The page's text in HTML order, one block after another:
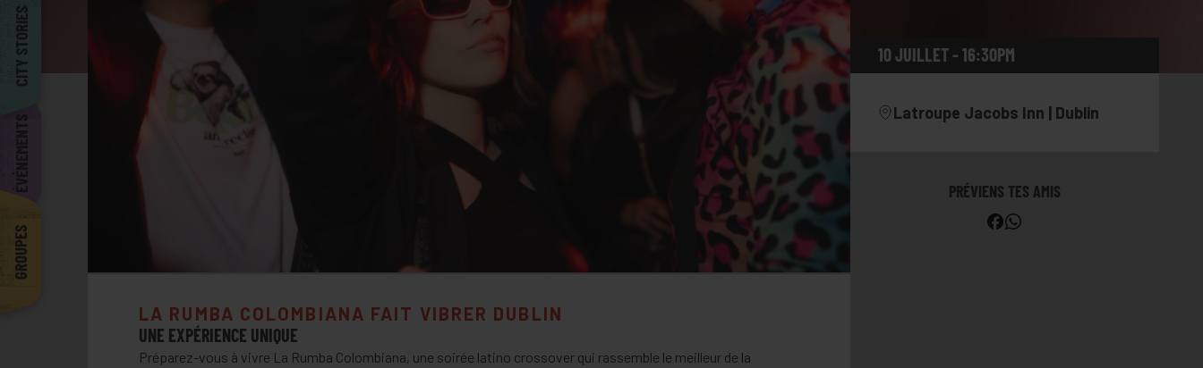
CITY STORIES
ÉVÉNEMENTS
GROUPES
LA RUMBA COLOMBIANA FAIT VIBRER DUBLIN
UNE EXPÉRIENCE UNIQUE
Préparez-vous à vivre La Rumba Colombiana, une soirée latino crossover qui rassemble le meilleur de la
10 JUILLET - 16:30PM
Latroupe Jacobs Inn | Dublin
PRÉVIENS TES AMIS